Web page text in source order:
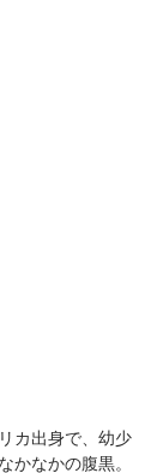
カ出身で、幼少
かなかの腹黒。